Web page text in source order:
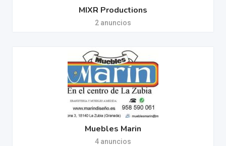
MIXR Productions
2 anuncios
Muebles Marin
4 anuncios